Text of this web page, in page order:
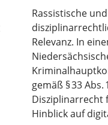
Rassistische
Relevanz. In
gemäß § 33
Disziplinarrecht
Hinblick auf